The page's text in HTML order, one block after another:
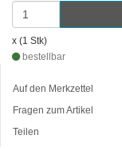
x (1 Stk)
bestellbar
Auf den Merkzettel
Fragen zum Artikel
Teilen